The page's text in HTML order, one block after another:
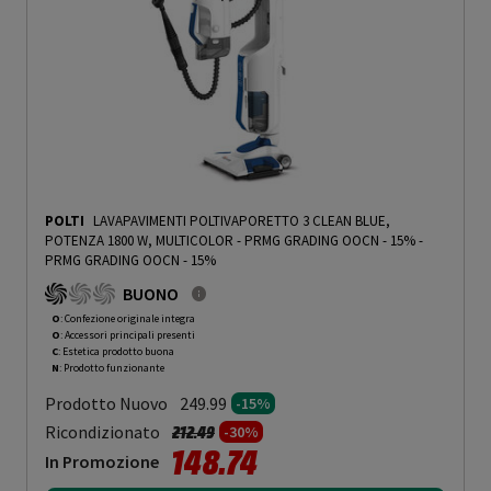
POLTI LAVAPAVIMENTI POLTIVAPORETTO 3 CLEAN BLUE,
POTENZA 1800 W, MULTICOLOR - PRMG GRADING OOCN - 15%-
PRMG GRADING OOCN - 15%
BUONO
O: Confezione originale integra
O: Accessori principali presenti
C: Estetica prodotto buona
N: Prodotto funzionante
Prodotto Nuovo 249.99 -15%
Ricondizionato Prezzo ridotto da
212.49a-30%
In Promozione 148.74